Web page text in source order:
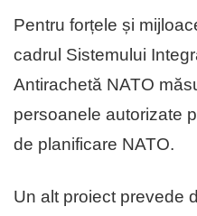
Pentru forțele și
cadrul Sistemului
Antirachetă NATO
persoanele autorizate
de planificare NATO.
Un alt proiect prevede